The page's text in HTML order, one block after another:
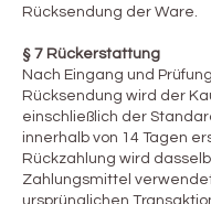
Rücksendung der Ware.
§ 7 Rückerstattung
Nach Eingang und
Rücksendung wird der
einschließlich der
innerhalb von 14 Tagen
Rückzahlung wird
Zahlungsmittel